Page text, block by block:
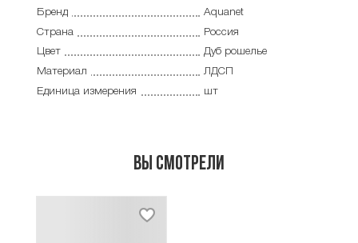
Бренд
Aquanet
Страна
Россия
Цвет
Дуб рошелье
Материал
ЛДСП
Единица измерения
шт
Вы смотрели